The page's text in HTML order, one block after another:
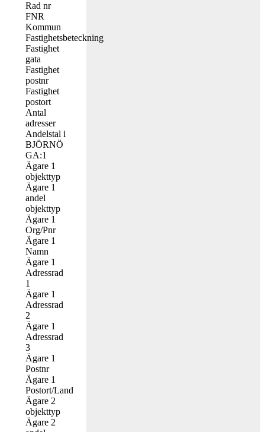
Rad nr
FNR
Kommun
Fastighetsbeteckning
Fastighet
gata
Fastighet
postnr
Fastighet
postort
Antal
adresser
Andelstal i
BJÖRNÖ
GA:1
Ägare 1
objekttyp
Ägare 1
andel
objekttyp
Ägare 1
Org/Pnr
Ägare 1
Namn
Ägare 1
Adressrad
1
Ägare 1
Adressrad
2
Ägare 1
Adressrad
3
Ägare 1
Postnr
Ägare 1
Postort/Land
Ägare 2
objekttyp
Ägare 2